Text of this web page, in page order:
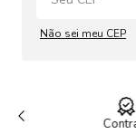
Não sei meu CEP